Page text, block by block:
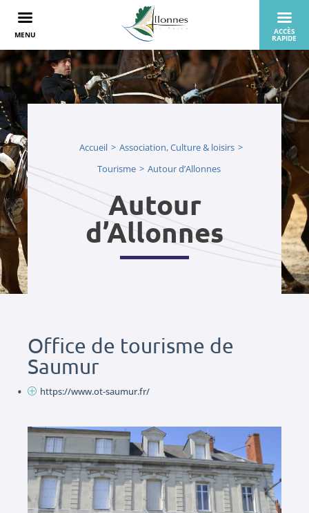
Accueil
Association, Culture & loisirs
Tourisme
Autour d’Allonnes
Autour
d’Allonnes
Office de tourisme de
Saumur
P https://www.ot-saumur.fr/